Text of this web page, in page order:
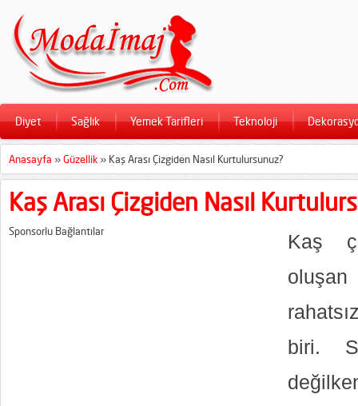
Diyet Sağlık Yemek Tarifleri Teknoloji
Anasayfa »Güzellik » Kaş Arası Çizgiden Nasıl Kurtulursunuz?
Kaş Arası Çizgiden Nasıl
Sponsorlu Bağlantılar
Kaş
biri.